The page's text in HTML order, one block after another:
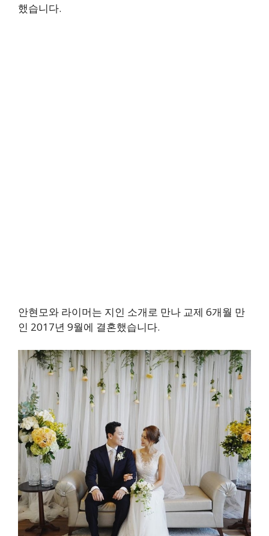
했습니다.
안현모와 라이머는 지인 소개로 만나 교제 6개월 만
인 2017년 9월에 결혼했습니다.